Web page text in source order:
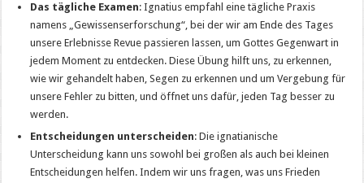
Das tägliche Examen: Ignatius empfahl eine tägliche Praxis
namens „Gewissenserforschung“, bei der wir am Ende des Tages
unsere Erlebnisse Revue passieren lassen, um Gottes Gegenwart in
jedem Moment zu entdecken. Diese Übung hilft uns, zu erkennen,
wie wir gehandelt haben, Segen zu erkennen und um Vergebung für
unsere Fehler zu bitten, und öffnet uns dafür, jeden Tag besser zu
werden.
Entscheidungen unterscheiden: Die ignatianische
Unterscheidung kann uns sowohl bei großen als auch bei kleinen
Entscheidungen helfen. Indem wir uns fragen, was uns Frieden